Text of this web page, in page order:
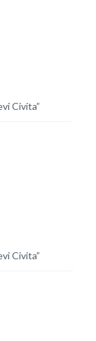
Civita”
Civita”